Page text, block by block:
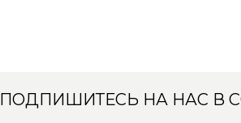
ПОДПИШИТЕСЬ НА НАС В